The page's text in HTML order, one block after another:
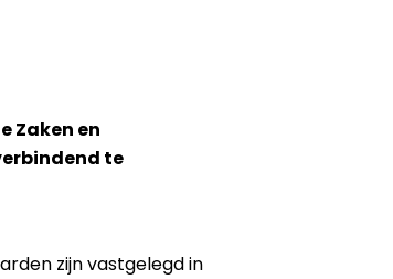
Zaken en
te
zijn vastgelegd in